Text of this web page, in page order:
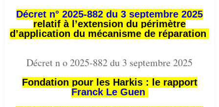
Décret n° 2025-882 du 3 septembre 2025
relatif à l’extension du périmètre
d’application du mécanisme de réparation
Décret n o 2025-882 du 3 septembre 2025
Fondation pour les Harkis : le rapport
Franck Le Guen